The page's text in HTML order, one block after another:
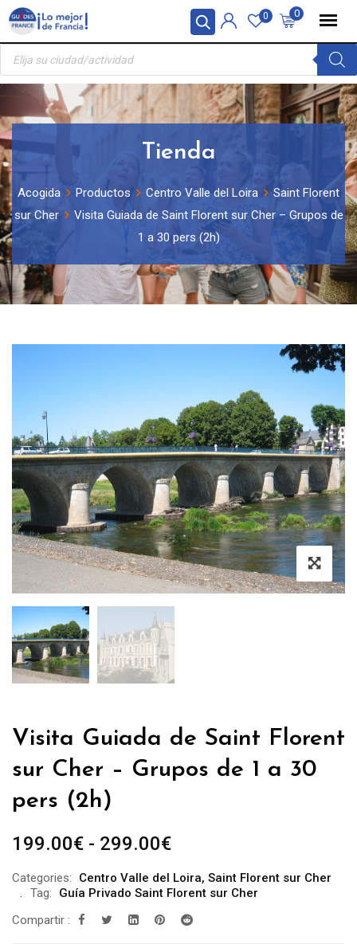
Panel de gestión de cookies
Skip
content
0
0
Búsqueda
productos
Tienda
Acogida Productos Centro Valle del Loira
Saint Florent
sur Cher
Visita Guiada de Saint Florent sur Cher – Grupos de
1 a 30 pers (2h)
Visita Guiada de Saint Florent
sur Cher – Grupos de 1 a 30
pers (2h)
199.00€ - 299.00€Rango
precios:
desde
199.00€
Categories: Centro Valle del Loira, Saint Florent sur Cher
Tag:
Guía Privado Saint Florent sur Cher
Compartir :